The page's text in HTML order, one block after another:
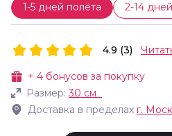
1-5 дней полёта 2-14
+ 4 бонусов за покупку
Размер:30 см
Доставка в пределах г.
4.9 (3)